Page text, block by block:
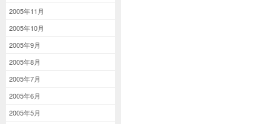
2005年11月
2005年10月
2005年9月
2005年8月
2005年7月
2005年6月
2005年5月